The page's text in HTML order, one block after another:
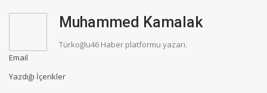
Muhammed Kamalak
Türkoğlu46 Haber platformu yazarı.
Email
Yazdığı İçerikler